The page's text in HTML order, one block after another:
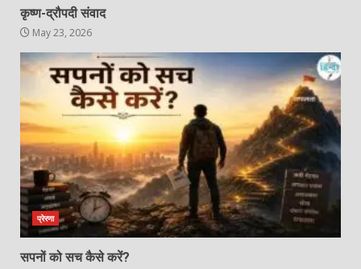
कृष्ण-द्रौपदी संवाद
May 23, 2026
प्रेरणा
सपनों को सच कैसे करें?